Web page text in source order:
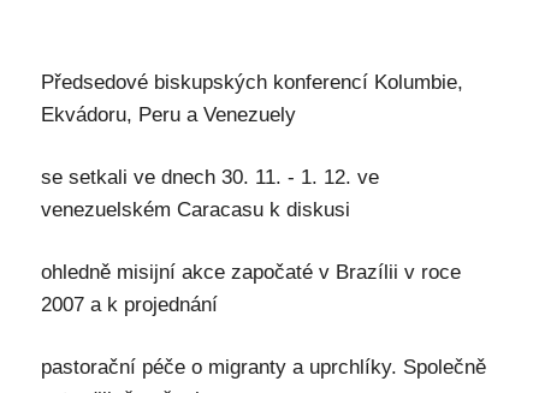
Předsedové biskupských konferencí Kolumbie,
Ekvádoru, Peru a Venezuely
se setkali ve dnech 30. 11. - 1. 12. ve
venezuelském Caracasu k diskusi
ohledně misijní akce započaté v Brazílii v roce
2007 a k projednání
pastorační péče o migranty a uprchlíky. Společně